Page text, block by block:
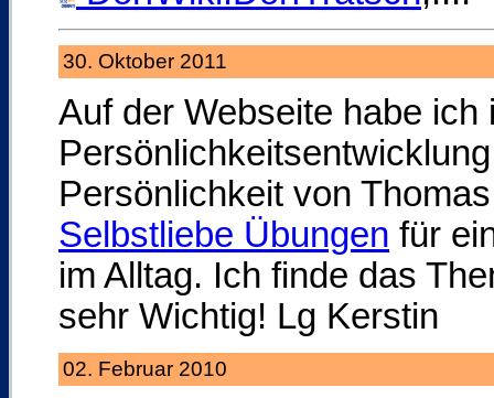
30. Oktober 2011
Auf der Webseite habe
Persönlichkeit von
Selbstliebe Übungen für
im Alltag. Ich finde das
sehr Wichtig! Lg Kerstin
02. Februar 2010